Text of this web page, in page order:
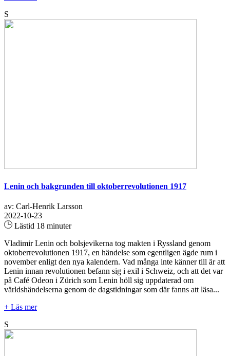
S
Lenin och bakgrunden till oktoberrevolutionen 1917
av: Carl-Henrik Larsson
2022-10-23
Lästid 18 minuter
Vladimir Lenin och bolsjevikerna tog makten i Ryssland genom
oktoberrevolutionen 1917, en händelse som egentligen ägde rum i
november enligt den nya kalendern. Vad många inte känner till är att
Lenin innan revolutionen befann sig i exil i Schweiz, och att det var
på Café Odeon i Zürich som Lenin höll sig uppdaterad om
världshändelserna genom de dagstidningar som där fanns att läsa...
+ Läs mer
S